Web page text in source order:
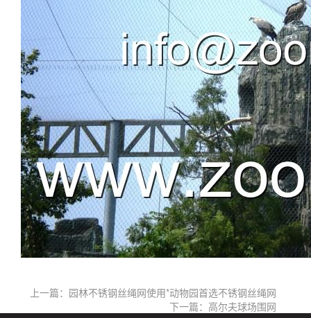
上一篇：园林不锈钢丝绳网使用*动物园首选不锈钢丝绳网
下一篇：高尔夫球场围网